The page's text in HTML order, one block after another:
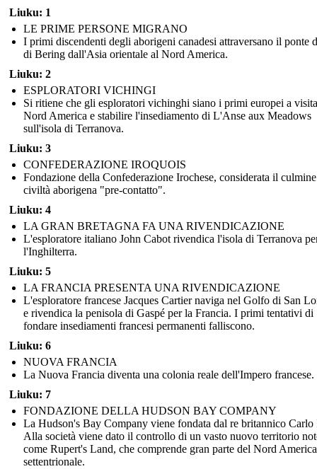
Liuku: 1
LE PRIME PERSONE MIGRANO
I primi discendenti degli aborigeni canadesi attraversano il ponte
di Bering dall'Asia orientale al Nord America.
Liuku: 2
ESPLORATORI VICHINGI
Si ritiene che gli esploratori vichinghi siano i primi europei a
Nord America e stabilire l'insediamento di L'Anse aux Meadows
sull'isola di Terranova.
Liuku: 3
CONFEDERAZIONE IROQUOIS
Fondazione della Confederazione Irochese, considerata il
civiltà aborigena "pre-contatto".
Liuku: 4
LA GRAN BRETAGNA FA UNA RIVENDICAZIONE
L'esploratore italiano John Cabot rivendica l'isola di Terranova
l'Inghilterra.
Liuku: 5
LA FRANCIA PRESENTA UNA RIVENDICAZIONE
L'esploratore francese Jacques Cartier naviga nel Golfo di San
e rivendica la penisola di Gaspé per la Francia. I primi tentativi di
fondare insediamenti francesi permanenti falliscono.
Liuku: 6
NUOVA FRANCIA
La Nuova Francia diventa una colonia reale dell'Impero francese.
Liuku: 7
FONDAZIONE DELLA HUDSON BAY COMPANY
La Hudson's Bay Company viene fondata dal re britannico Carlo
Alla società viene dato il controllo di un vasto nuovo territorio
come Rupert's Land, che comprende gran parte del Nord America
settentrionale.